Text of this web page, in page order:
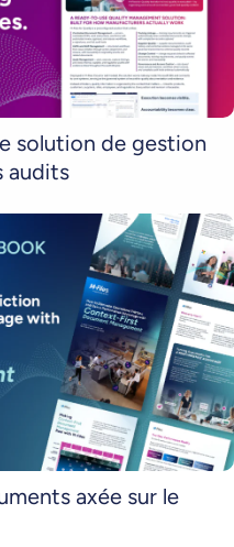
solution de gestion
audits
axée sur le